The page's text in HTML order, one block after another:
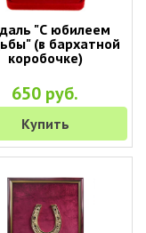
"С юбилеем
(в бархатной
коробочке)
650 руб.
Купить